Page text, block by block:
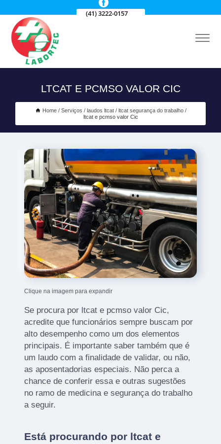
(41) 3222-0157
LTCAT E PCMSO VALOR CIC
Home Serviços laudos ltcat
ltcat segurança do trabalho
ltcat e pcmso valor Cic
Clique na imagem para expandir
Se procura por ltcat e pcmso valor Cic,
acredite que funcionários sempre buscam por
alto desempenho como um dos elementos
principais. É importante saber também que é
um laudo com a finalidade de validar, ou não,
as aposentadorias especiais. Não perca a
chance de conferir essa e outras sugestões
no ramo de medicina e segurança do trabalho
a seguir.
Está procurando por ltcat e